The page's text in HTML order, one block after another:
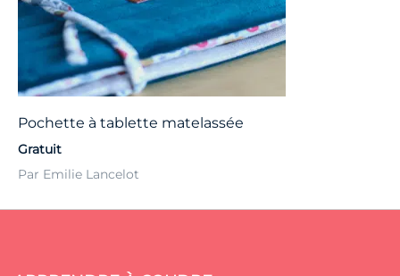
Pochette à tablette matelassée
Gratuit
Par Emilie Lancelot